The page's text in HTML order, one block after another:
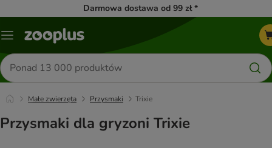
Darmowa dostawa od 99 zł *
Menu
Szukaj
produktów
Małe zwierzęta Przysmaki Trixie
Przysmaki dla gryzoni Trixie